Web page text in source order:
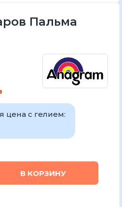
Пальма
цена с гелием:
В КОРЗИНУ